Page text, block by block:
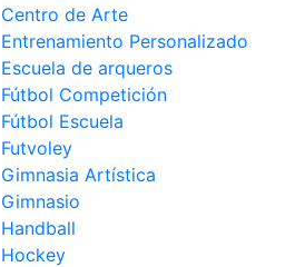
Centro de Arte
Entrenamiento Personalizado
Escuela de arqueros
Fútbol Competición
Fútbol Escuela
Futvoley
Gimnasia Artística
Gimnasio
Handball
Hockey